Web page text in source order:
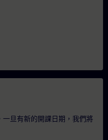
旦有新的開課日期，我們將